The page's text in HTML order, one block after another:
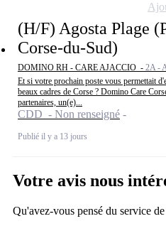
(H/F) Agosta Plage
Corse-du-Sud)
DOMINO RH - CARE AJACCIO - 2A -
Et si votre prochain poste vous permettait
beaux cadres de Corse ? Domino Care
partenaires, un(e)...
CDD - Non renseigné
Publié il y a 13 jours
Votre avis nous
Qu'avez-vous pensé du service